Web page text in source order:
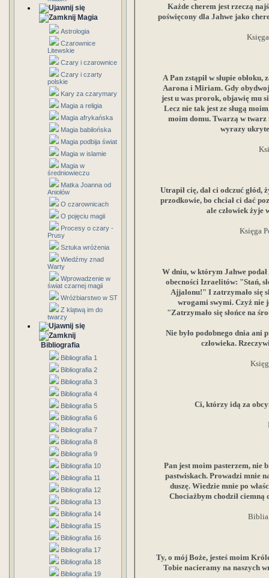
Magia
Astrologia
Czarownice
Litewskie
Czary i czarownice
Czary i czarty
polskie
Kary za czarymary
Magia a religia
Magia afrykańska
Magia babilońska
Magia podbija świat
Magia w islamie
Magia w
średniowieczu
Matka Joanna od
Aniołów
O czarownicach
O pojęciu magii
Procesy o czary -
Prusy
Sztuka wróżenia
Wiedźmy znad
Warty
Wprowadzenie w
świat czarnej magii
Wróżbiarstwo w ST
Z klątwą im do
twarzy
Bibliografia
Bibliografia 1
Bibliografia 2
Bibliografia 3
Bibliografia 4
Bibliografia 5
Bibliografia 6
Bibliografia 7
Bibliografia 8
Bibliografia 9
Bibliografia 10
Bibliografia 11
Bibliografia 12
Bibliografia 13
Bibliografia 14
Bibliografia 15
Bibliografia 16
Bibliografia 17
Bibliografia 18
Bibliografia 19
Każde cherem jest rzeczą
poświęcony dla Jahwe jako
A Pan zstąpił w słupie
Aarona i Miriam. Gdy
jest u was prorok, objawię mu
Lecz nie tak jest ze sługą
moim domu. Twarzą w twarz
wyrazy
Utrapił cię, dał ci odczuć głód,
przodkowie, bo chciał ci dać
ale człowiek żyje
Księga
W dniu, w którym Jahwe
obecności Izraelitów: "Stań,
Ajjalonu!" I zatrzymało się
wrogami swymi. Czyż nie
"Zatrzymało się słońce na
Nie było podobnego dnia ani
człowieka.
Ci, którzy idą za
Pan jest moim pasterzem, nie
pastwiskach. Prowadzi mnie
duszę. Wiedzie mnie po
Chociażbym chodził ciemną
Ty, o mój Boże, jesteś moim
Tobie nacieramy na naszych